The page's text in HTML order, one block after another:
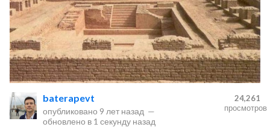
baterapevt
опубликовано 9 лет назад —
обновлено в 1 секунду назад
24,261
просмотров